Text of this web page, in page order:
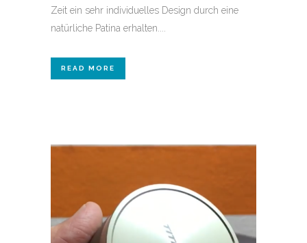
Zeit ein sehr individuelles Design durch eine
natürliche Patina erhalten....
READ MORE